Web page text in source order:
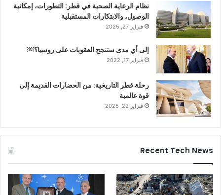
نظام الرعاية الصحية في قطر: التطورات، إمكانية
الوصول، والابتكارات المستقبلية
فبراير 27, 2025
إلى أي مدى ستنجح العقوبات على روسيا؟￼
فبراير 17, 2022
رحلة قطر التاريخية: من الحضارات القديمة إلى
قوة عالمية
فبراير 22, 2025
Recent Tech News